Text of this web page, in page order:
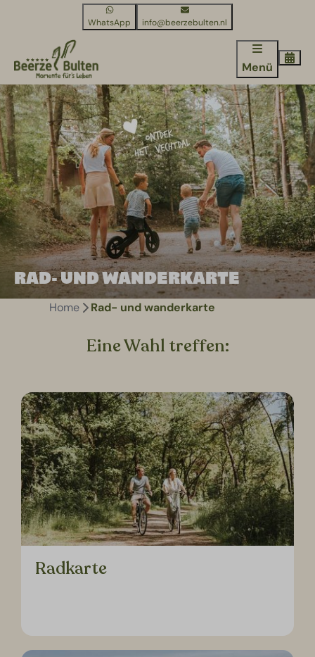
WhatsApp info@beerzebulten.nl
Menü
RAD- UND WANDERKARTE
Home Rad- und wanderkarte
Eine Wahl treffen:
Radkarte